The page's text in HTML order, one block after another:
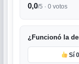
0,0/5 · 0 votos
¿Funcionó la
Sí0